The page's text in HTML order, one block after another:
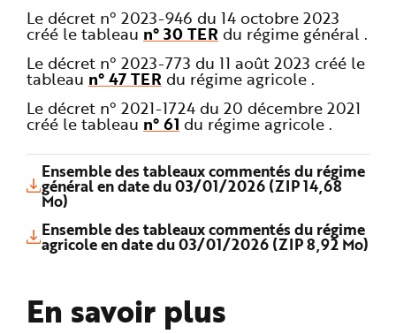
Le décret n° 2023-946 du 14 octobre 2023
créé le tableau n° 30 TER du régime général .
Le décret n° 2023-773 du 11 août 2023 créé le
tableau n° 47 TER du régime agricole .
Le décret n° 2021-1724 du 20 décembre 2021
créé le tableau n° 61 du régime agricole .
Ensemble des tableaux commentés du régime
général en date du 03/01/2026 (ZIP 14,68
Mo)
Ensemble des tableaux commentés du régime
agricole en date du 03/01/2026 (ZIP 8,92 Mo)
En savoir plus